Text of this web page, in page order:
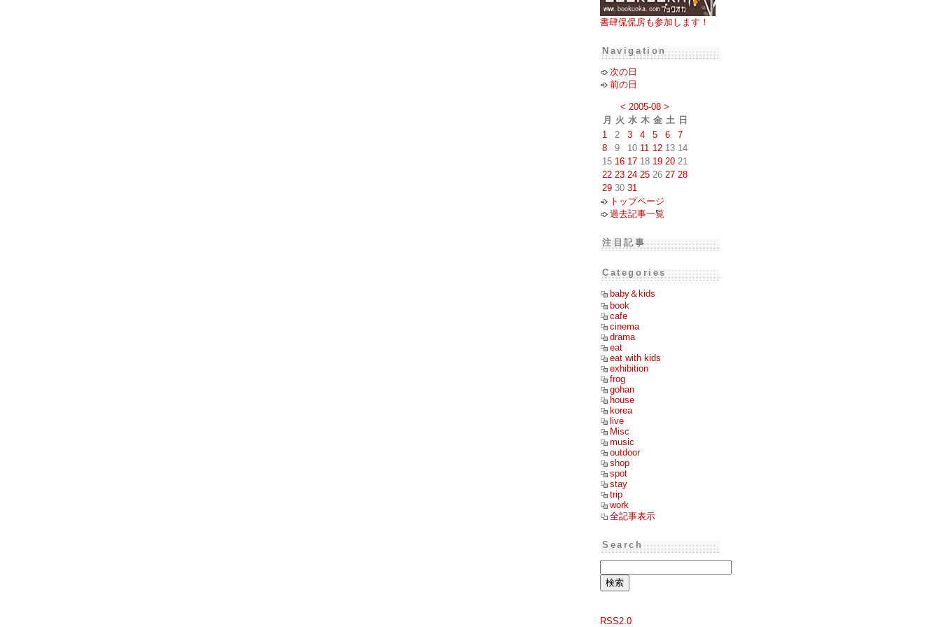
書肆侃侃房も参加します！
Navigation
次の日
前の日
< 2005-08 >
月
火 水 木 金 土 日
1
2 3 4 5 6
7
8
9 10 11 12 13 14
15 16 17 18 19 20 21
22 23 24 25 26 27 28
29 30 31
トップページ
過去記事一覧
注目記事
Categories
baby＆kids
book
cafe
cinema
drama
eat
eat with kids
exhibition
frog
gohan
house
korea
live
Misc
music
outdoor
shop
spot
stay
trip
work
全記事表示
Search
RSS2.0